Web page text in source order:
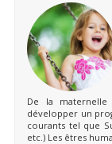
De la
développer un
courants tel que
etc.) Les êtres